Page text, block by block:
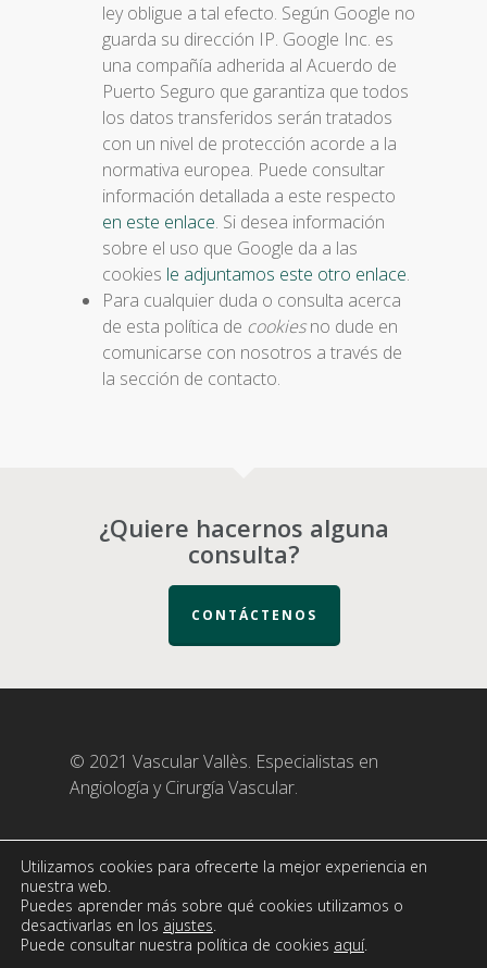
ley obligue a tal efecto. Según Google no
guarda su dirección IP. Google Inc. es
una compañía adherida al Acuerdo de
Puerto Seguro que garantiza que todos
los datos transferidos serán tratados
con un nivel de protección acorde a la
normativa europea. Puede consultar
información detallada a este respecto
en este enlace. Si desea información
sobre el uso que Google da a las
cookies le adjuntamos este otro enlace.
Para cualquier duda o consulta acerca
de esta política de cookiesno dude en
comunicarse con nosotros a través de
la sección de contacto.
¿Quiere hacernos alguna
consulta?
CONTÁCTENOS
© 2021 Vascular Vallès. Especialistas en
Angiología y Cirurgía Vascular.
Politica de Privacidad
de Cookies
Utilizamos cookies para ofrecerte la mejor experiencia en
nuestra web.
Puedes aprender más sobre qué cookies utilizamos o
desactivarlas en los ajustes.
Puede consultar nuestra política de cookies aquí.